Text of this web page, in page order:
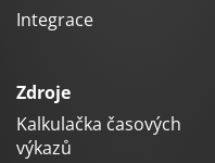
Integrace
Zdroje
Kalkulačka časových
výkazů